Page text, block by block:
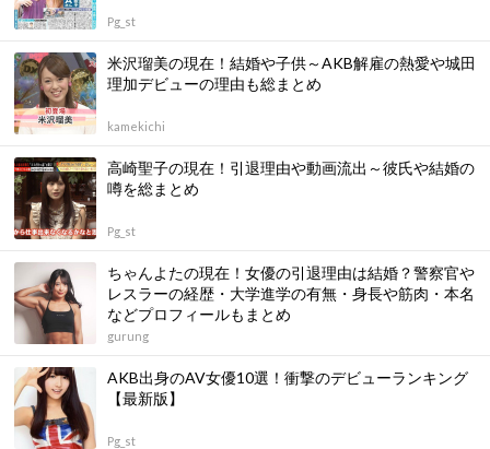
Pg_st
米沢瑠美の現在！結婚や子供～AKB解雇の熱愛や城田
理加デビューの理由も総まとめ
kamekichi
高崎聖子の現在！引退理由や動画流出～彼氏や結婚の
噂を総まとめ
Pg_st
ちゃんよたの現在！女優の引退理由は結婚？警察官や
レスラーの経歴・大学進学の有無・身長や筋肉・本名
などプロフィールもまとめ
gurung
AKB出身のAV女優10選！衝撃のデビューランキング
【最新版】
Pg_st